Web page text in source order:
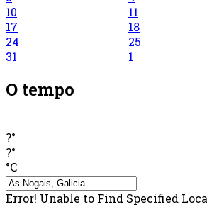
10
11
17
18
24
25
31
1
O tempo
?°
?°
°C
Error! Unable to Find Specified